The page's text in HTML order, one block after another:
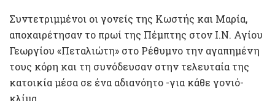
Συντετριμμένοι οι γονείς της Κωστής και Μαρία,
αποχαιρέτησαν το πρωί της Πέμπτης στον Ι.Ν. Αγίου
Γεωργίου «Πεταλιώτη» στο Ρέθυμνο την αγαπημένη
τους κόρη και τη συνόδευσαν στην τελευταία της
κατοικία μέσα σε ένα αδιανόητο -για κάθε γονιό-
κλίμα.